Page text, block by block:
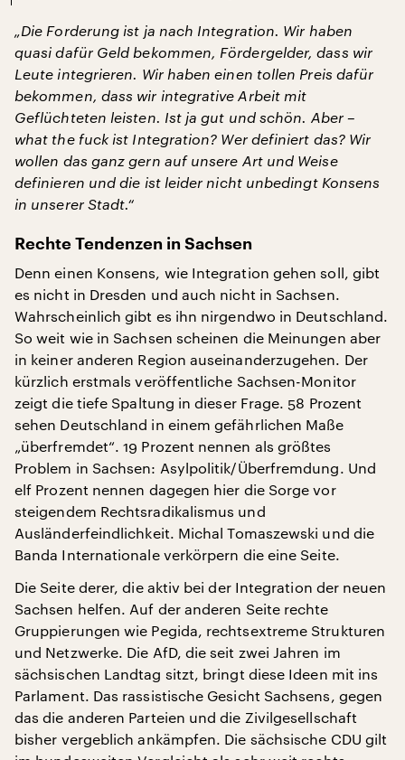
„Die Forderung ist ja nach Integration. Wir haben
quasi dafür Geld bekommen, Fördergelder, dass wir
Leute integrieren. Wir haben einen tollen Preis dafür
bekommen, dass wir integrative Arbeit mit
Geflüchteten leisten. Ist ja gut und schön. Aber –
what the fuck ist Integration? Wer definiert das? Wir
wollen das ganz gern auf unsere Art und Weise
definieren und die ist leider nicht unbedingt Konsens
in unserer Stadt.“
Rechte Tendenzen in Sachsen
Denn einen Konsens, wie Integration gehen soll, gibt
es nicht in Dresden und auch nicht in Sachsen.
Wahrscheinlich gibt es ihn nirgendwo in Deutschland.
So weit wie in Sachsen scheinen die Meinungen aber
in keiner anderen Region auseinanderzugehen. Der
kürzlich erstmals veröffentliche Sachsen-Monitor
zeigt die tiefe Spaltung in dieser Frage. 58 Prozent
sehen Deutschland in einem gefährlichen Maße
„überfremdet“. 19 Prozent nennen als größtes
Problem in Sachsen: Asylpolitik/Überfremdung. Und
elf Prozent nennen dagegen hier die Sorge vor
steigendem Rechtsradikalismus und
Ausländerfeindlichkeit. Michal Tomaszewski und die
Banda Internationale verkörpern die eine Seite.
Die Seite derer, die aktiv bei der Integration der neuen
Sachsen helfen. Auf der anderen Seite rechte
Gruppierungen wie Pegida, rechtsextreme Strukturen
und Netzwerke. Die AfD, die seit zwei Jahren im
sächsischen Landtag sitzt, bringt diese Ideen mit ins
Parlament. Das rassistische Gesicht Sachsens, gegen
das die anderen Parteien und die Zivilgesellschaft
bisher vergeblich ankämpfen. Die sächsische CDU gilt